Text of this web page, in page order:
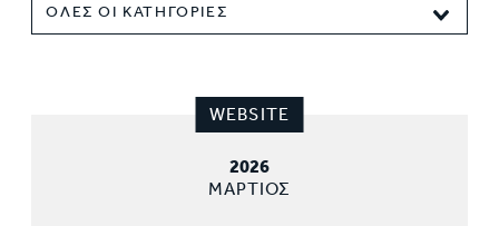
ΟΛΕΣ ΟΙ ΚΑΤΗΓΟΡΙΕΣ
WEBSITE
2026
ΜΑΡΤΙΟΣ